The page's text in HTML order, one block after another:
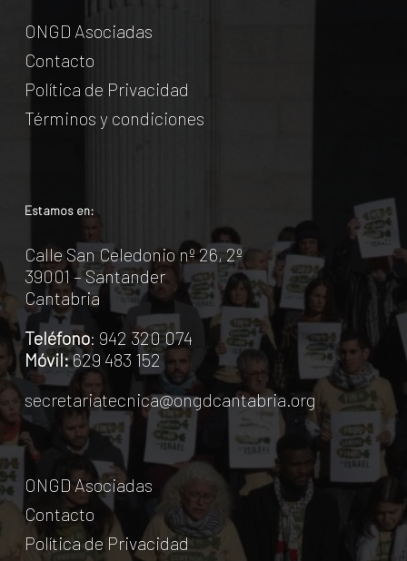
ONGD Asociadas
Contacto
Política de Privacidad
Términos y condiciones
Estamos en:
Calle San Celedonio nº 26, 2º
39001 – Santander
Cantabria
Teléfono: 942 320 074
Móvil:629 483 152
secretariatecnica@ongdcantabria.org
ONGD Asociadas
Contacto
Política de Privacidad